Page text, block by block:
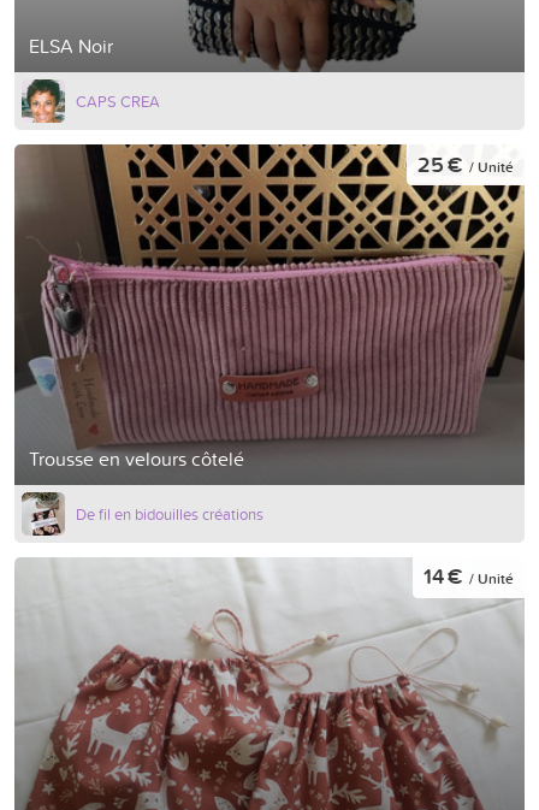
ELSA Noir
CAPS CREA
Trousse en velours côtelé
25 € / Unité
De fil en bidouilles créations
14 € / Unité